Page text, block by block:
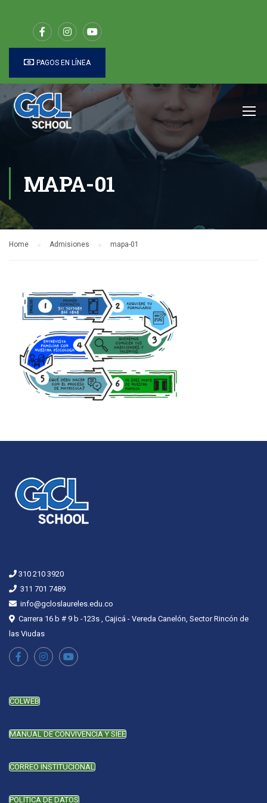
PAGOS EN LÍNEA
MAPA-01
Home Admisiones mapa-01
310 210 3920
311 701 7489
info@gcloslaureles.edu.co
Carrera 16 b # 9 b -123s , Cajicá - Vereda Canelón, Sector Rincón de
las Viudas
COLWEB
MANUAL DE CONVIVENCIA Y SIEE
CORREO INSTITUCIONAL
POLÍTICA DE DATOS